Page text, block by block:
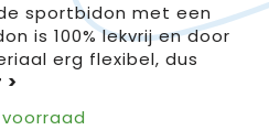
sportbidon met een
is 100% lekvrij en door
erg flexibel, dus